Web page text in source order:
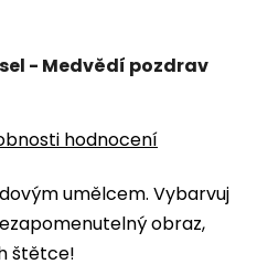
umělcem. Vybarvuj
obraz,
štětce!
- Medvědí pozdrav
hodnocení